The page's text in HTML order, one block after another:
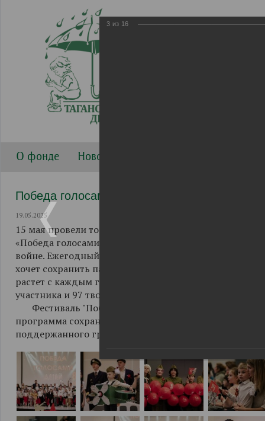
О фонде Новости
Победа голосами детей 2025
19.05.2025
15 мая провели торжественную церемонию
«Победа голосами детей», приуроченную к 80-ой
войне. Ежегодный фестиваль "Победа голосами
хочет сохранить память о Великой победе в сердцах
растет с каждым годом. В этом году в фестивале
участника и 97 творческих коллективов.
Фестиваль "Победа голосами детей-2025» - часть
программа сохранения наследия Победы и
поддержанного грантом Мэра Москвы.
3 из 16